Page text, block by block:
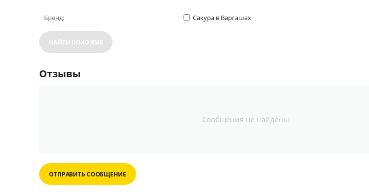
Бренд: Сакура в Варгашах
НАЙТИ ПОХОЖИЕ
Отзывы
Сообщения не найдены
ОТПРАВИТЬ СООБЩЕНИЕ